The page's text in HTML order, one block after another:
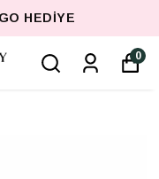
HEDIYE
0